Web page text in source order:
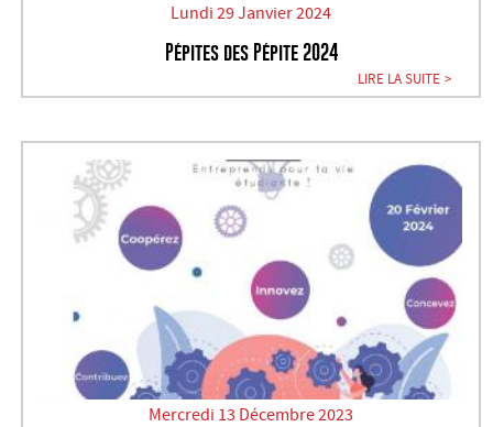
Lundi 29 Janvier 2024
Pépites des Pépite 2024
LIRE LA SUITE
Mercredi 13 Décembre 2023